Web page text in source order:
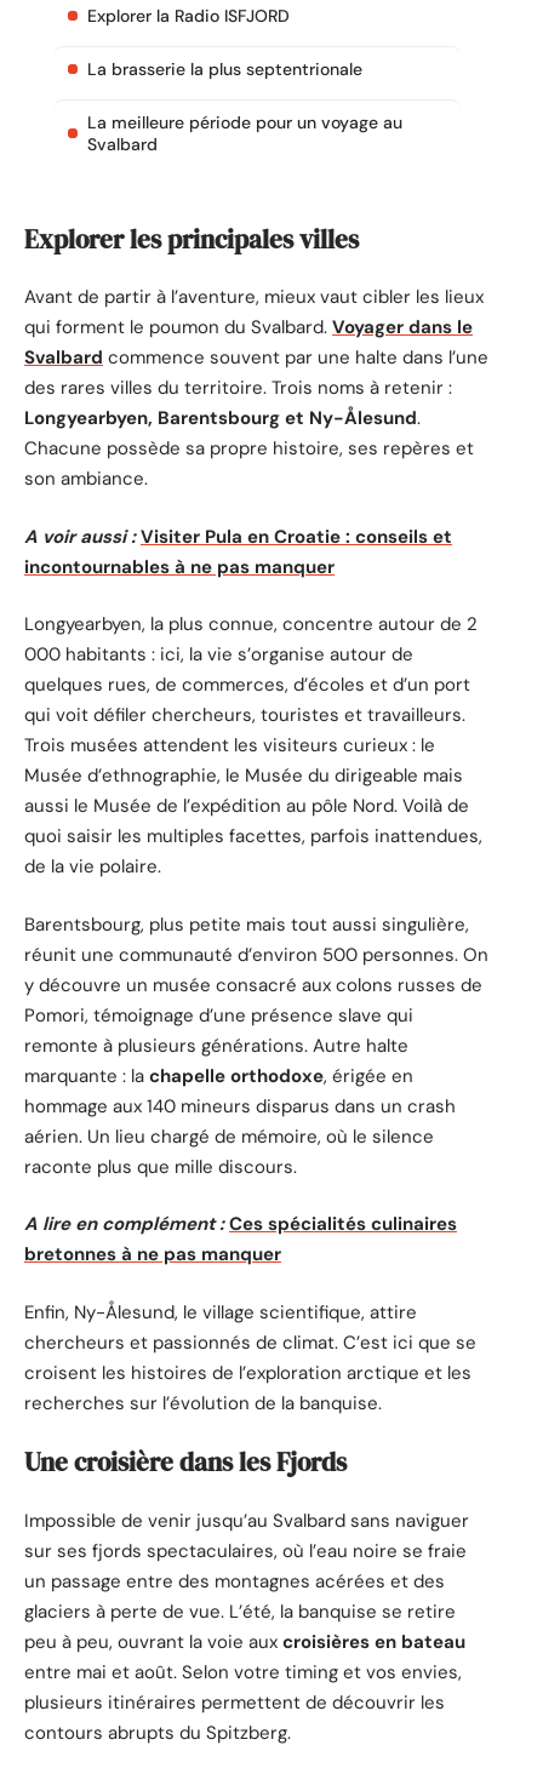
Explorer la Radio ISFJORD
La brasserie la plus septentrionale
La meilleure période pour un voyage au
Svalbard
Explorer les principales villes
Avant de partir à l’aventure, mieux vaut cibler les lieux
qui forment le poumon du Svalbard. Voyager dans le
Svalbard commence souvent par une halte dans l’une
des rares villes du territoire. Trois noms à retenir :
Longyearbyen, Barentsbourg et Ny-Ålesund.
Chacune possède sa propre histoire, ses repères et
son ambiance.
A voir aussi : Visiter Pula en Croatie : conseils et
incontournables à ne pas manquer
Longyearbyen, la plus connue, concentre autour de 2
000 habitants : ici, la vie s’organise autour de
quelques rues, de commerces, d’écoles et d’un port
qui voit défiler chercheurs, touristes et travailleurs.
Trois musées attendent les visiteurs curieux : le
Musée d’ethnographie, le Musée du dirigeable mais
aussi le Musée de l’expédition au pôle Nord. Voilà de
quoi saisir les multiples facettes, parfois inattendues,
de la vie polaire.
Barentsbourg, plus petite mais tout aussi singulière,
réunit une communauté d’environ 500 personnes. On
y découvre un musée consacré aux colons russes de
Pomori, témoignage d’une présence slave qui
remonte à plusieurs générations. Autre halte
marquante : la chapelle orthodoxe, érigée en
hommage aux 140 mineurs disparus dans un crash
aérien. Un lieu chargé de mémoire, où le silence
raconte plus que mille discours.
A lire en complément : Ces spécialités culinaires
bretonnes à ne pas manquer
Enfin, Ny-Ålesund, le village scientifique, attire
chercheurs et passionnés de climat. C’est ici que se
croisent les histoires de l’exploration arctique et les
recherches sur l’évolution de la banquise.
Une croisière dans les Fjords
Impossible de venir jusqu’au Svalbard sans naviguer
sur ses fjords spectaculaires, où l’eau noire se fraie
un passage entre des montagnes acérées et des
glaciers à perte de vue. L’été, la banquise se retire
peu à peu, ouvrant la voie aux croisières en bateau
entre mai et août. Selon votre timing et vos envies,
plusieurs itinéraires permettent de découvrir les
contours abrupts du Spitzberg.